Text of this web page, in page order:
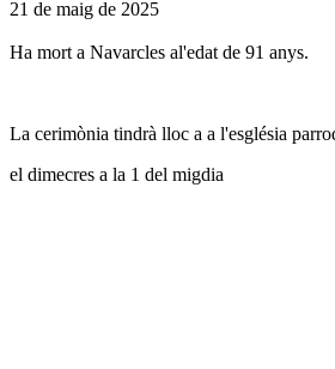
21 de maig de 2025
Ha mort a Navarcles al'edat de 91 anys.
La cerimònia tindrà lloc a a l'església
el dimecres a la 1 del migdia